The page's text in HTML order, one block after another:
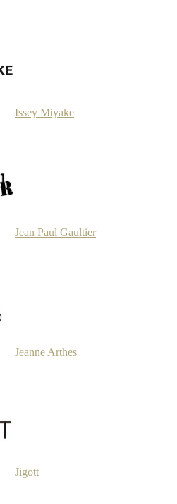
Issey Miyake
Jean Paul Gaultier
Jeanne Arthes
Jigott